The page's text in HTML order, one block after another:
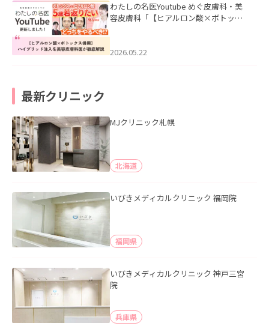
わたしの名医Youtube めぐ皮膚科・美
容皮膚科「【ヒアルロン酸×ボトック
た。
2026.05.22
最新クリニック
MJクリニック札幌
北海道
いびきメディカルクリニック 福岡院
福岡県
いびきメディカルクリニック 神戸三宮
院
兵庫県